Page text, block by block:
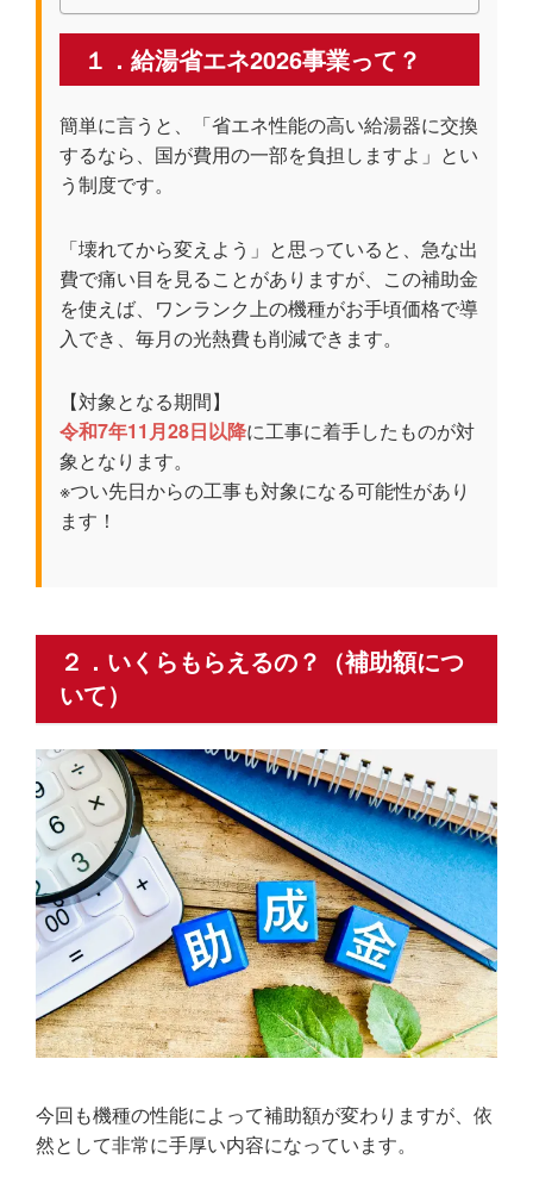
１．給湯省エネ2026事業って？
簡単に言うと、
「省エネ性能の高い給湯器に交換
するなら、国が費用の一部を負担しますよ」 とい
う制度です。
「壊れてから変えよう」と思っていると、急な出
費で痛い目を見ることがありますが、この補助金
を使えば、ワンランク上の機種がお手頃価格で導
入でき、毎月の光熱費も削減できます。
【対象となる期間】
令和7年11月28日以降に工事に着手したものが対
象となります。
※つい先日からの工事も対象になる可能性があり
ます！
２．いくらもらえるの？（補助額につ
いて）
今回も機種の性能によって補助額が変わりますが、依
然として非常に手厚い内容になっています。